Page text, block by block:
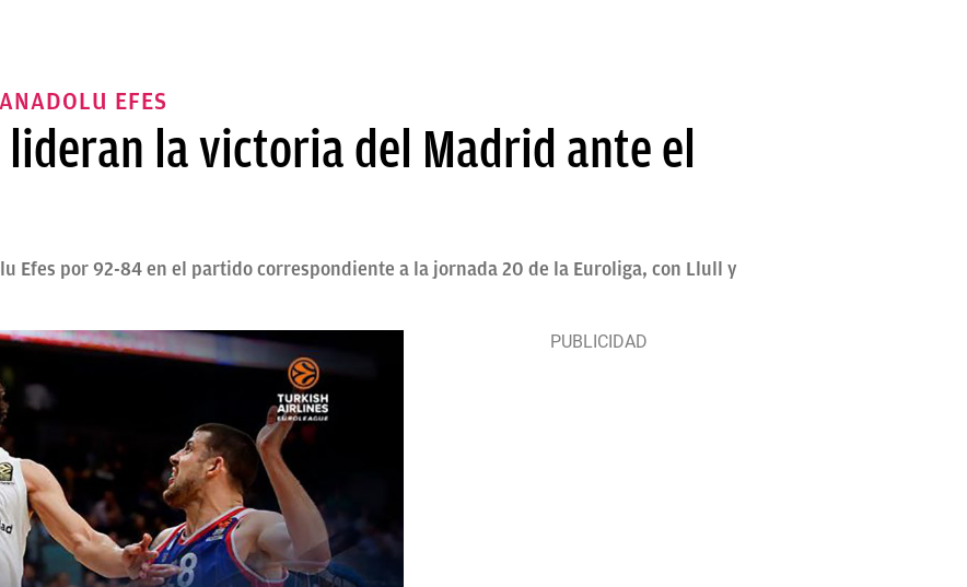
EFES
la victoria del Madrid ante el
Efes por 92-84 en el partido correspondiente a la jornada 20 de la Euroliga, con Llull y